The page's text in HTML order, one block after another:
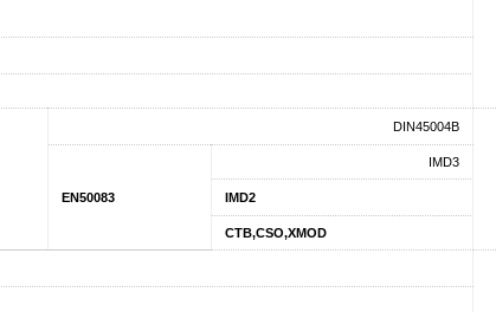
DIN45004B
EN50083
IMD3
IMD2
CTB,CSO,XMOD